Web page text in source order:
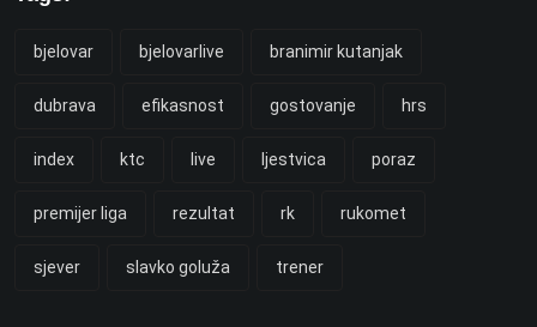
bjelovar bjelovarlive branimir kutanjak
dubrava efikasnost gostovanje hrs
index ktc live ljestvica poraz
premijer liga rezultat rk rukomet
sjever slavko goluža trener